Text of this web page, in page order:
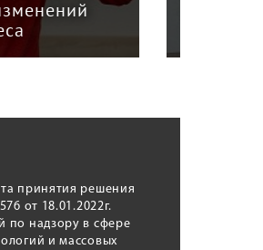
Юрием
принятия решения
от 18.01.2022г.
по надзору в сфере
и массовых